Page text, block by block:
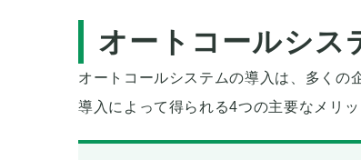
オートコールシス
オートコールシステムの導入は、多くの
導入によって得られる4つの主要なメリッ